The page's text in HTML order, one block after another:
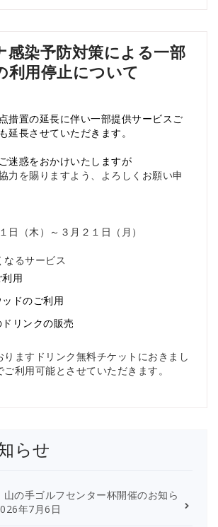
感染予防対策による一部
利用停止について
措置の延長に伴い一部提供サービスご
延長させていただきます。
迷惑をおかけいたしますが
力を賜りますよう、よろしくお願い申
日（木）～３月２１日（月）
るサービス
用
ドのご利用
リンクの販売
ますドリンク無料チケットにおきまし
利用可能とさせていただきます。
らせ
の手ゴルフセンター杯開催のお知ら
年7月6日